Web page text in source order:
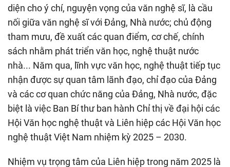
diện cho ý chí, nguyện vọng của văn nghệ sĩ, là cầu
nối giữa văn nghệ sĩ với Đảng, Nhà nước; chủ động
tham mưu, đề xuất các quan điểm, cơ chế, chính
sách nhằm phát triển văn học, nghệ thuật nước
nhà... Năm qua, lĩnh vực văn học, nghệ thuật tiếp tục
nhận được sự quan tâm lãnh đạo, chỉ đạo của Đảng
và các cơ quan chức năng của Đảng, Nhà nước, đặc
biệt là việc Ban Bí thư ban hành Chỉ thị về đại hội các
Hội Văn học nghệ thuật và Liên hiệp các Hội Văn học
nghệ thuật Việt Nam nhiệm kỳ 2025 – 2030.
Nhiệm vụ trọng tâm của Liên hiệp trong năm 2025 là